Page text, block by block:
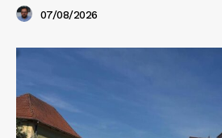
07/08/2026